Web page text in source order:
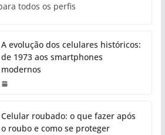
todos os perfis
A evolução dos celulares históricos:
de 1973 aos smartphones
modernos
Celular roubado: o que fazer após
o roubo e como se proteger